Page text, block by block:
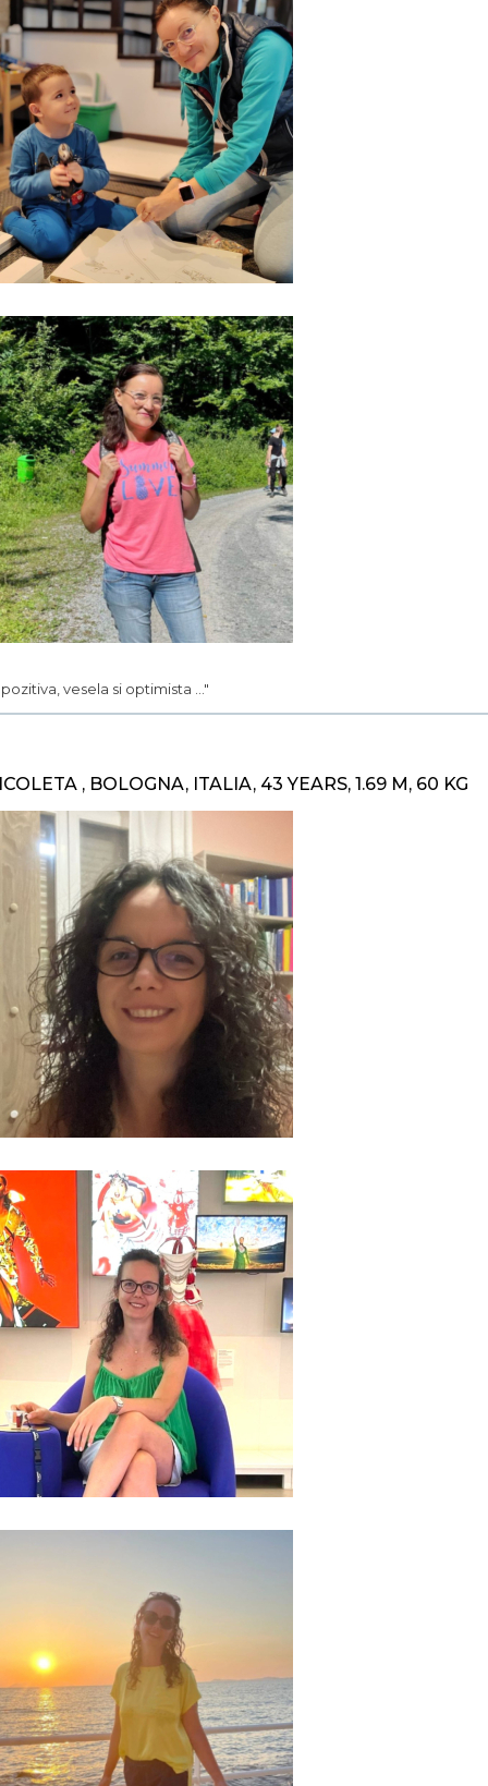
pozitiva, vesela si optimista ..."
, BOLOGNA, ITALIA, 43 YEARS, 1.69 M, 60 KG